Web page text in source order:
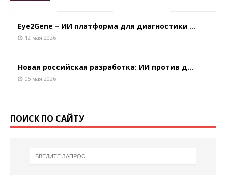
Eye2Gene – ИИ платформа для диагностики ...
12 мая 2026
Новая российская разработка: ИИ против д...
05 мая 2026
ПОИСК ПО САЙТУ